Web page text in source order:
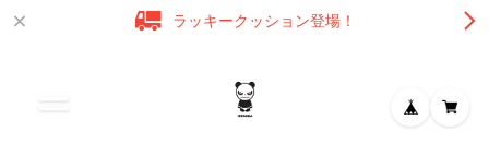
ラッキークッション登場！